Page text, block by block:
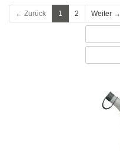
← Zurück 1 2 Weiter →